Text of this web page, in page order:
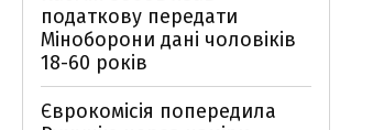
податкову передати
Міноборони дані чоловіків
18-60 років
Єврокомісія попередила